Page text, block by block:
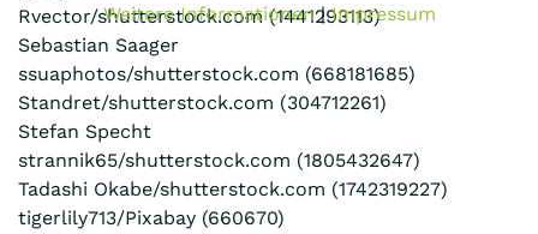
Rvector/shutterstock.com (1441293113)
Sebastian Saager
ssuaphotos/shutterstock.com (668181685)
Standret/shutterstock.com (304712261)
Stefan Specht
strannik65/shutterstock.com (1805432647)
Tadashi Okabe/shutterstock.com (1742319227)
tigerlily713/Pixabay (660670)
Weitere Informationen|Impressum